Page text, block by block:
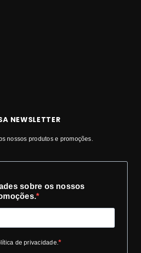
NEWSLETTER
nossos produtos e promoções.
sobre os nossos
de privacidade.